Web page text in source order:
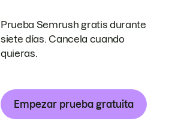
Prueba Semrush gratis durante
siete días. Cancela cuando
quieras.
Empezar prueba gratuita